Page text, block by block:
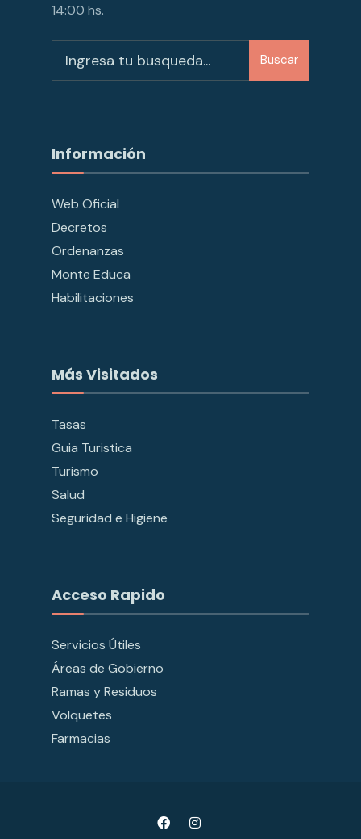
14:00 hs.
Buscar
Información
Web Oficial
Decretos
Ordenanzas
Monte Educa
Habilitaciones
Más Visitados
Tasas
Guia Turistica
Turismo
Salud
Seguridad e Higiene
Acceso Rapido
Servicios Útiles
Áreas de Gobierno
Ramas y Residuos
Volquetes
Farmacias